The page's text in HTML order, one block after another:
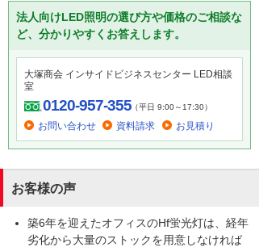
法人向けLED照明の選び方や価格のご相談な
ど、分かりやすくお答えします。
大塚商会 インサイドビジネスセンター LED相談
室
0120-957-355（平日 9:00～17:30）
お問い合わせ 資料請求 お見積り
お客様の声
築6年を迎えたオフィスのHf蛍光灯は、経年
劣化から大量のストックを用意しなければ